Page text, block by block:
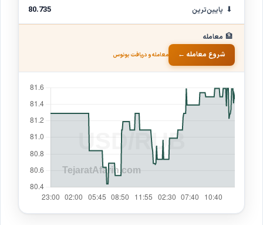
⬇ پایین‌ترین 80.735
🏦 معامله
شروع معامله ←
معامله و دریافت بونوس